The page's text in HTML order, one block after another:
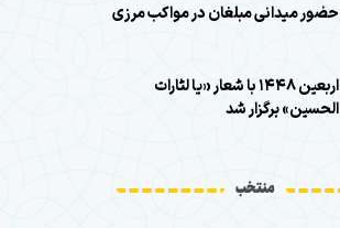
حضور میدانی مبلغان در مواکب مرزی
اربعین ۱۴۴۸ با شعار «یا لثارات
الحسین» برگزار شد
منتخب